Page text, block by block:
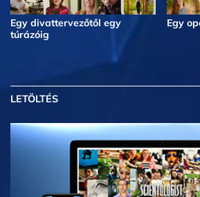
Egy divattervezőtől egy
túrázóig
Egy
LETÖLTÉS